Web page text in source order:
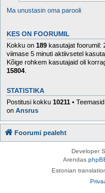
Ma unustasin oma parooli
KES ON FOORUMIL
Kokku on 189 kasutajat foorumil:
viimase 5 minuti aktiivsetel
Kõige rohkem kasutajaid oli
15804
STATISTIKA
Postitusi kokku 10211 •
on Ansrus
Foorumi pealeht
Developer
Arendas
Estonian